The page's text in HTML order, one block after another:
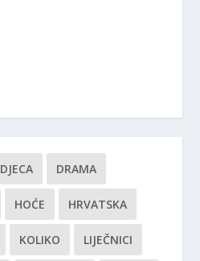
DJECA DRAMA
HOĆE HRVATSKA
KOLIKO LIJEČNICI